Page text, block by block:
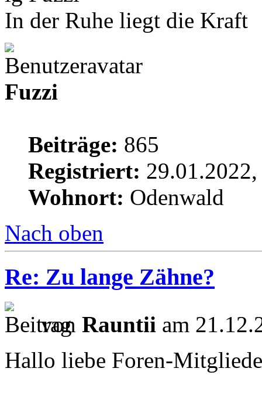
In der Ruhe liegt die Kraft
Fuzzi
Beiträge: 865
Registriert:
Wohnort: Odenwald
Nach oben
Re: Zu lange Zähne?
von Rauntii am
Hallo liebe Foren-